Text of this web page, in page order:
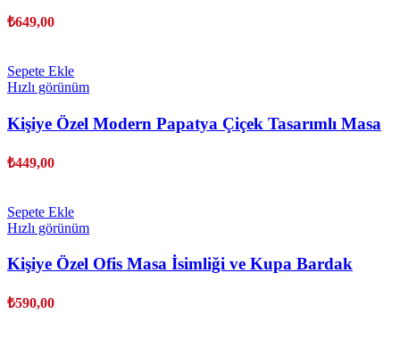
₺649,00
Sepete Ekle
Hızlı görünüm
Kişiye Özel Modern Papatya Çiçek Tasarımlı Masa
₺449,00
Sepete Ekle
Hızlı görünüm
Kişiye Özel Ofis Masa İsimliği ve Kupa Bardak
₺590,00